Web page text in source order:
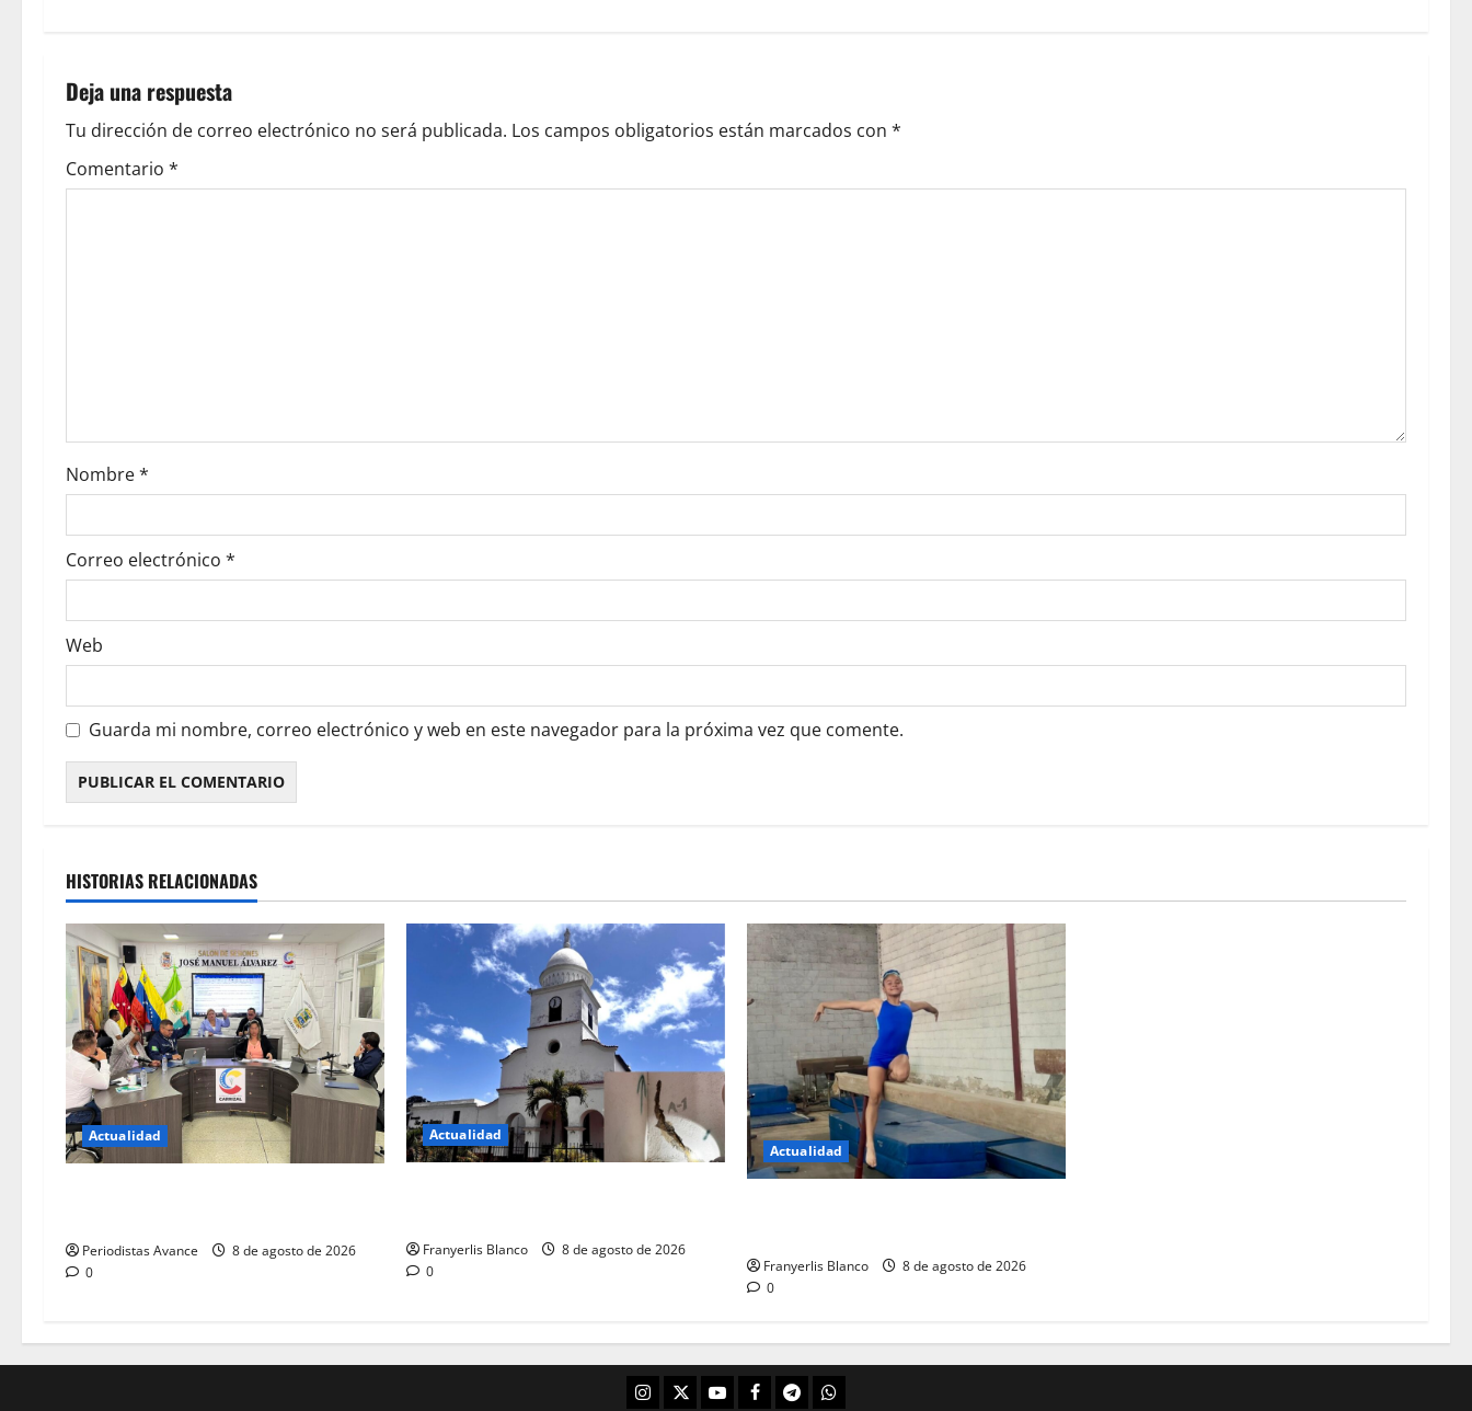
Deja una respuesta
Tu dirección de correo electrónico no será publicada. Los campos obligatorios están marcados con *
Comentario *
Nombre*
Correo electrónico *
Web
Guarda mi nombre, correo electrónico y web en este navegador para la próxima vez que comente.
HISTORIAS RELACIONADAS
Actualidad
Periodistas Avance
8 de agosto de 2026
0
Actualidad
Franyerlis Blanco
8 de agosto de 2026
0
Actualidad
Franyerlis Blanco
8 de agosto de 2026
0